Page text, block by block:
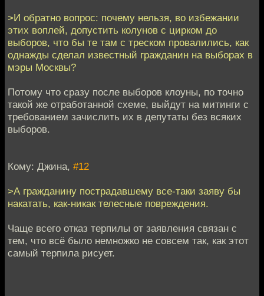
>И обратно вопрос: почему нельзя, во избежании
этих воплей, допустить колунов с цирком до
выборов, что бы те там с треском провалились, как
однажды сделал известный гражданин на выборах в
мэры Москвы?
Потому что сразу после выборов клоуны, по точно
такой же отработанной схеме, выйдут на митинги с
требованием зачислить их в депутаты без всяких
выборов.
Кому: Джина, #12
>А гражданину пострадавшему все-таки заяву бы
накатать, как-никак телесные повреждения.
Чаще всего отказ терпилы от заявления связан с
тем, что всё было немножко не совсем так, как этот
самый терпила рисует.